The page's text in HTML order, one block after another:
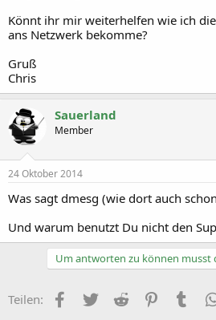
Könnt ihr mir weiterhelfen wie ich
ans Netzwerk bekomme?
Gruß
Chris
Sauerland
Member
24 Oktober 2014
Was sagt dmesg (wie dort auch
Und warum benutzt Du nicht den
Um antworten zu können musst
Teilen: Facebook
TwitterReddit Pinterest